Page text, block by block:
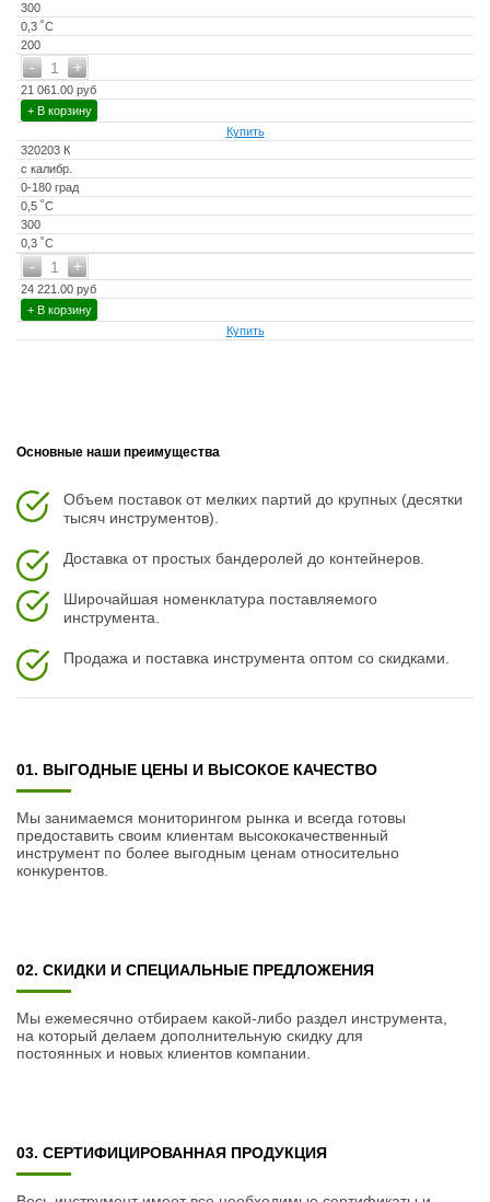
300
0,3 ˚С
200
+
- 1
21 061.00 руб
+ В корзину
Купить
320203 К
с калибр.
0-180 град
0,5 ˚С
300
0,3 ˚С
+
- 1
24 221.00 руб
+ В корзину
Купить
Основные наши преимущества
Объем поставок от мелких партий до крупных (десятки
тысяч инструментов).
Доставка от простых бандеролей до контейнеров.
Широчайшая номенклатура поставляемого
инструмента.
Продажа и поставка инструмента оптом со скидками.
01. ВЫГОДНЫЕ ЦЕНЫ И ВЫСОКОЕ КАЧЕСТВО
Мы занимаемся мониторингом рынка и всегда готовы
предоставить своим клиентам высококачественный
инструмент по более выгодным ценам относительно
конкурентов.
02. СКИДКИ И СПЕЦИАЛЬНЫЕ ПРЕДЛОЖЕНИЯ
Мы ежемесячно отбираем какой-либо раздел инструмента,
на который делаем дополнительную скидку для
постоянных и новых клиентов компании.
03. СЕРТИФИЦИРОВАННАЯ ПРОДУКЦИЯ